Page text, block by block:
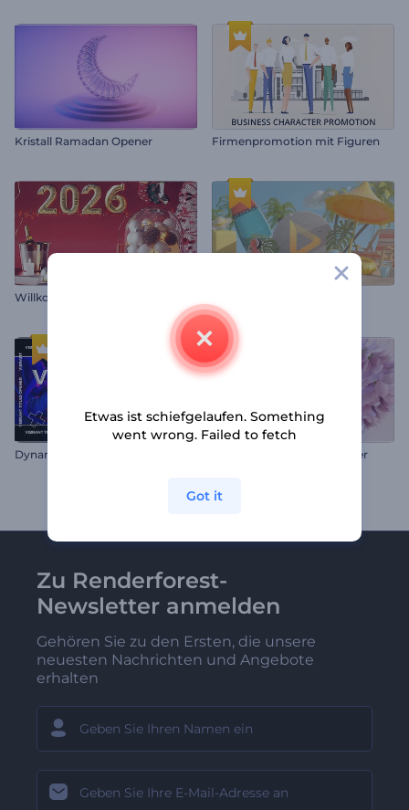
Kristall Ramadan Opener Firmenpromotion mit Figuren
Willkommen Frohes Neues Jahr
Dynamischer Titel Opener Floraler Valentinstag Opener
Zu Renderforest-
Newsletter anmelden
Gehören Sie zu den Ersten, die unsere
neuesten Nachrichten und Angebote
erhalten
Etwas ist schiefgelaufen. Something
went wrong. Failed to fetch
Got it